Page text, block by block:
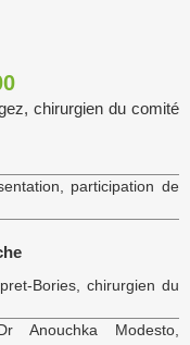
chirurgien du comité
participation de
Bories, chirurgien du
Modesto,